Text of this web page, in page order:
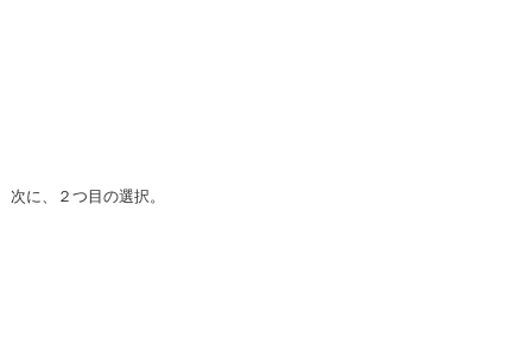
次に、２つ目の選択。